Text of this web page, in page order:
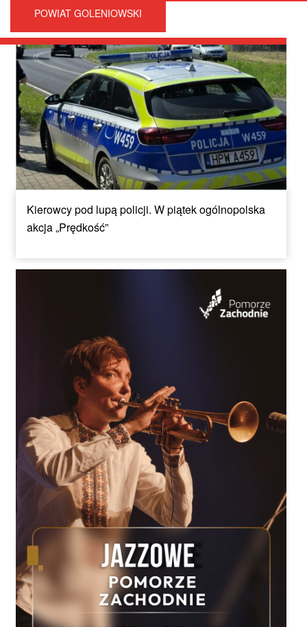
POWIAT GOLENIOWSKI
Kierowcy pod lupą policji. W piątek ogólnopolska
akcja „Prędkość”